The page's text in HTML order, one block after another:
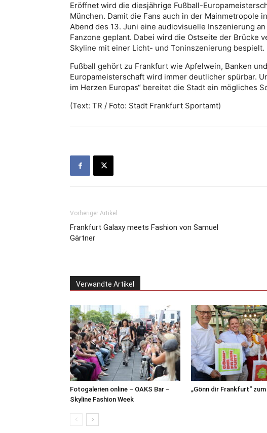
Eröffnet wird die diesjährige Fußball-
München. Damit die Fans auch in der Mainmetropole
Abend des 13. Juni eine audiovisuelle Inszenierung
Fanzone geplant. Dabei wird die Ostseite der Brücke
Skyline mit einer Licht- und Toninszenierung bespielt.
Fußball gehört zu Frankfurt wie Apfelwein, Banken
Europameisterschaft wird immer deutlicher spürbar.
im Herzen Europas“ bereitet die Stadt ein mögliches
(Text: TR / Foto: Stadt Frankfurt Sportamt)
Vorheriger Artikel
Frankfurt Galaxy meets Fashion von Samuel
Gärtner
Verwandte Artikel
Fotogalerien online – OAKS Bar –
Skyline Fashion Week
„Gönn dir Frankfurt“